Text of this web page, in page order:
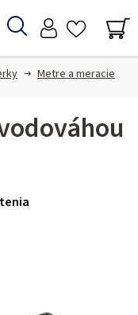
Hľadať
Metre a meracie